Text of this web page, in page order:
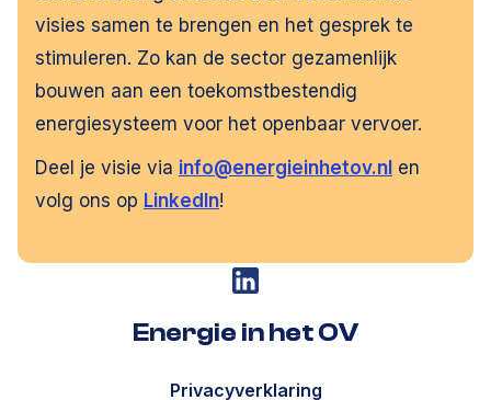
visies samen te brengen en het gesprek te
stimuleren. Zo kan de sector gezamenlijk
bouwen aan een toekomstbestendig
energiesysteem voor het openbaar vervoer.
Deel je visie via info@energieinhetov.nl en
volg ons op LinkedIn!
Energie in het OV
Energie in het OV
Privacyverklaring